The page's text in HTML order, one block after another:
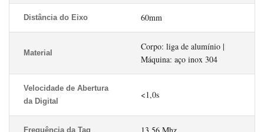
Distância do Eixo 60mm
Material
Corpo: liga de alumínio |
Máquina: aço inox 304
Velocidade de Abertura
da Digital
<1,0s
Frequência da Tag